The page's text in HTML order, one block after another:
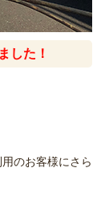
した！
のお客様にさら